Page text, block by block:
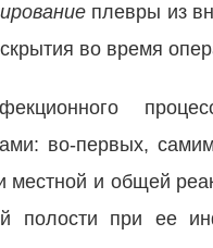
плевры из
во вре­мя
во-первых,
местной и общей
полости при ее